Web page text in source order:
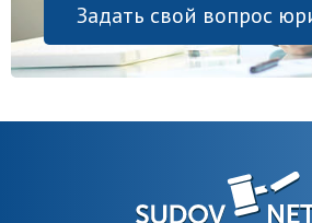
Задать свой вопрос